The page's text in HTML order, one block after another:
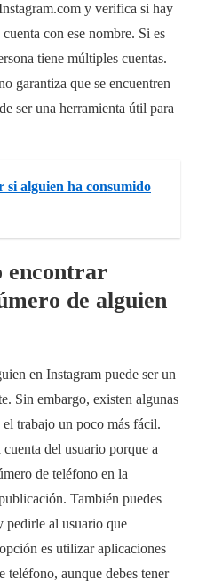
y verifica si hay
con ese nombre. Si es
tiene múltiples cuentas.
garantiza que se encuentren
ser una herramienta útil para
si alguien ha consumido
encontrar
de alguien
en Instagram puede ser un
Sin embargo, existen algunas
trabajo un poco más fácil.
del usuario porque a
de teléfono en la
También puedes
pedirle al usuario que
es utilizar aplicaciones
teléfono, aunque debes tener